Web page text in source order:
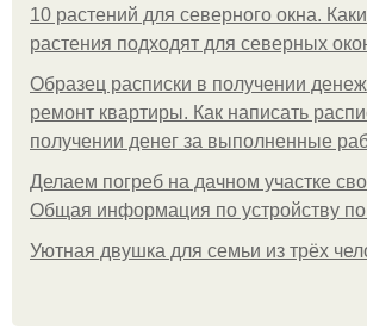
10 растений для северного окна.
растения подходят для северных
Образец расписки в получении
ремонт квартиры. Как написать
получении денег за выполненные
Делаем погреб на дачном участке
Общая информация по устройству
Уютная двушка для семьи из трёх